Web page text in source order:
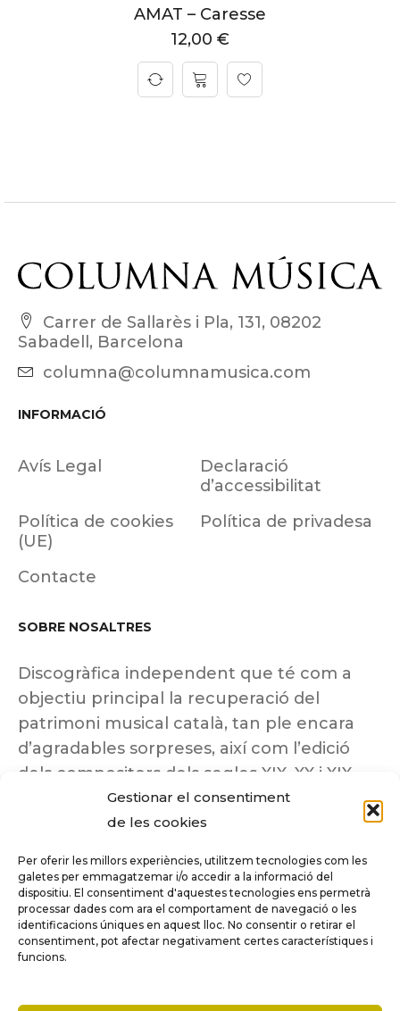
Gestionar el consentiment
de les cookies
Per oferir les millors experiències, utilitzem tecnologies com les
galetes per emmagatzemar i/o accedir a la informació del
dispositiu. El consentiment d'aquestes tecnologies ens permetrà
processar dades com ara el comportament de navegació o les
identificacions úniques en aquest lloc. No consentir o retirar el
consentiment, pot afectar negativament certes característiques i
funcions.
AMAT – Caresse
12,00 €
Carrer de Sallarès i Pla, 131, 08202
Sabadell, Barcelona
columna@columnamusica.com
INFORMACIÓ
Avís Legal
Declaració
d’accessibilitat
Política de cookies
(UE)
Política de privadesa
Contacte
SOBRE NOSALTRES
Discogràfica independent que té com a
objectiu principal la recuperació del
patrimoni musical català, tan ple encara
d’agradables sorpreses, així com l’edició
dels compositors dels segles XIX, XX i XIX
insuficientment coneguts.
Tots els drets reservats a ©Columna
Música.